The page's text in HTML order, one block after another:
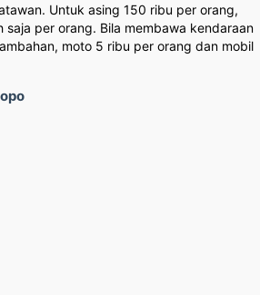
Untuk asing 150 ribu per orang,
saja per orang. Bila membawa kendaraan
moto 5 ribu per orang dan mobil